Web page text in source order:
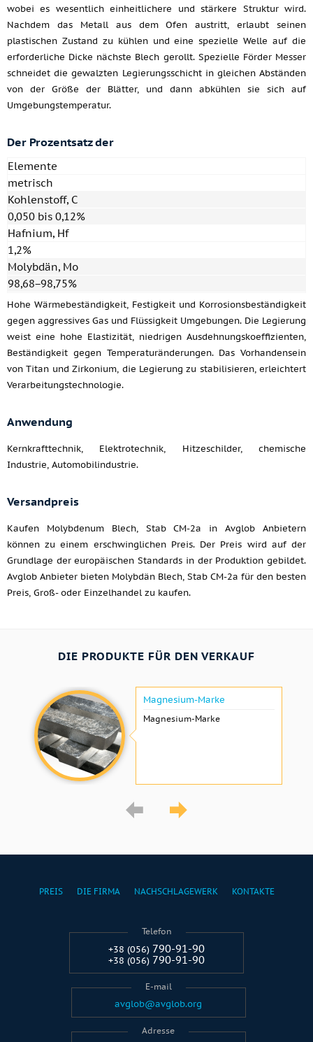
wobei es wesentlich einheitlichere und stärkere Struktur wird.
Nachdem das Metall aus dem Ofen austritt, erlaubt seinen
plastischen Zustand zu kühlen und eine spezielle Welle auf die
erforderliche Dicke nächste Blech gerollt. Spezielle Förder Messer
schneidet die gewalzten Legierungsschicht in gleichen Abständen
von der Größe der Blätter, und dann abkühlen sie sich auf
Umgebungstemperatur.
Der Prozentsatz der
Elemente
metrisch
Kohlenstoff, C
0,050 bis 0,12%
Hafnium, Hf
1,2%
Molybdän, Mo
98,68−98,75%
Hohe Wärmebeständigkeit, Festigkeit und Korrosionsbeständigkeit
gegen aggressives Gas und Flüssigkeit Umgebungen. Die Legierung
weist eine hohe Elastizität, niedrigen Ausdehnungskoeffizienten,
Beständigkeit gegen Temperaturänderungen. Das Vorhandensein
von Titan und Zirkonium, die Legierung zu stabilisieren, erleichtert
Verarbeitungstechnologie.
Anwendung
Kernkrafttechnik, Elektrotechnik, Hitzeschilder, chemische
Industrie, Automobilindustrie.
Versandpreis
Kaufen Molybdenum Blech, Stab CM-2a in Avglob Anbietern
können zu einem erschwinglichen Preis. Der Preis wird auf der
Grundlage der europäischen Standards in der Produktion gebildet.
Avglob Anbieter bieten Molybdän Blech, Stab CM-2a für den besten
Preis, Groß- oder Einzelhandel zu kaufen.
DIE PRODUKTE FÜR DEN VERKAUF
Magnesium-Marke
Magnesium-Marke
PREIS DIE FIRMA NACHSCHLAGEWERK KONTAKTE
Telefon
+38 (056) 790-91-90
+38 (056) 790-91-90
E-mail
avglob@avglob.org
Adresse